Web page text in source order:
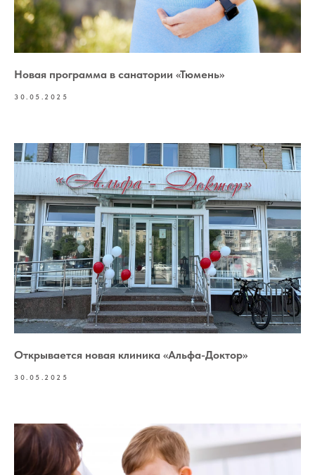
Новая программа в санатории «Тюмень»
30.05.2025
Открывается новая клиника «Альфа-Доктор»
30.05.2025